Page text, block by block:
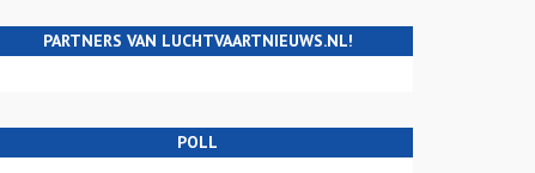
PARTNERS VAN LUCHTVAARTNIEUWS.NL!
POLL